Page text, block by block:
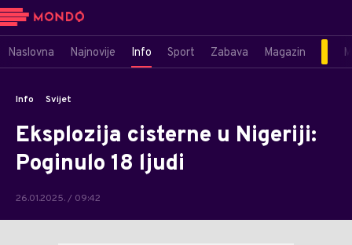
Naslovna Najnovije Info Sport Zabava Magazin
Info Svijet
Eksplozija cisterne u Nigeriji:
Poginulo 18 ljudi
26.01.2025. / 09:42